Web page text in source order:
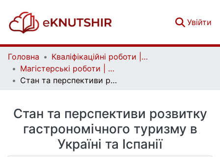
Увійти
Головна
Кваліфікаційні роботи | Qualifying works
Магістерські роботи | Master's theses
Стан та перспективи розвитку гастрономічного туризму в Україні та Іспанії
Стан та перспективи розвитку
гастрономічного туризму в
Україні та Іспанії